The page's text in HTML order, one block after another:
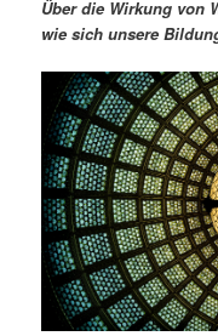
r
e
n
I
n
d
ä
r
e
n
n
a
a
t
i
o
n
Über die Wirkung von
wie sich unsere